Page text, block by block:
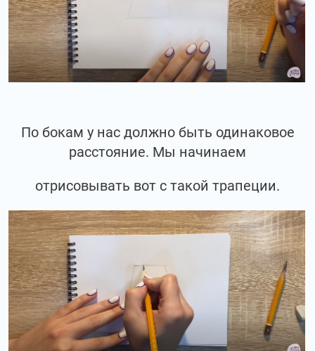
По бокам у нас должно быть одинаковое
расстояние. Мы начинаем
отрисовывать вот с такой трапеции.